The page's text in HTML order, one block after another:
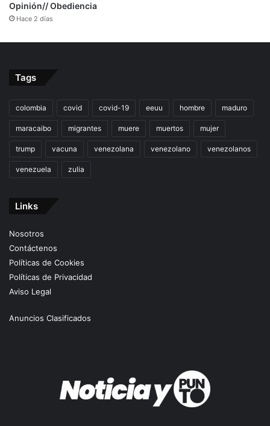
Opinión// Obediencia
Hace 2 días
Tags
colombia covid covid-19 eeuu hombre maduro
maracaibo migrantes muere muertos mujer
trump vacuna venezolana venezolano venezolanos
venezuela zulia
Links
Nosotros
Contáctenos
Políticas de Cookies
Políticas de Privacidad
Aviso Legal
Anuncios Clasificados